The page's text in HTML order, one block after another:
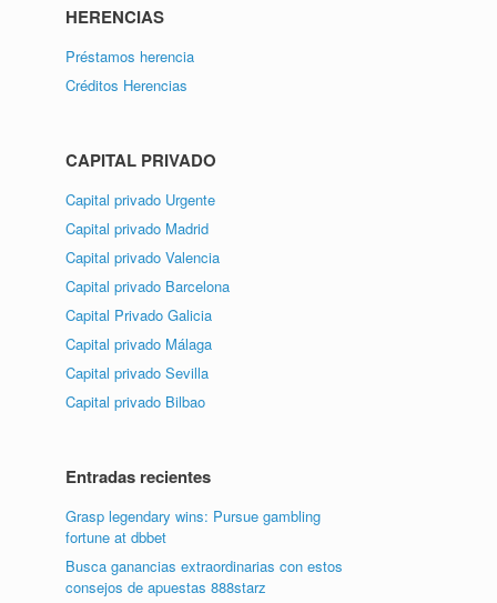
HERENCIAS
Préstamos herencia
Créditos Herencias
CAPITAL PRIVADO
Capital privado Urgente
Capital privado Madrid
Capital privado Valencia
Capital privado Barcelona
Capital Privado Galicia
Capital privado Málaga
Capital privado Sevilla
Capital privado Bilbao
Entradas recientes
Grasp legendary wins: Pursue gambling
fortune at dbbet
Busca ganancias extraordinarias con estos
consejos de apuestas 888starz